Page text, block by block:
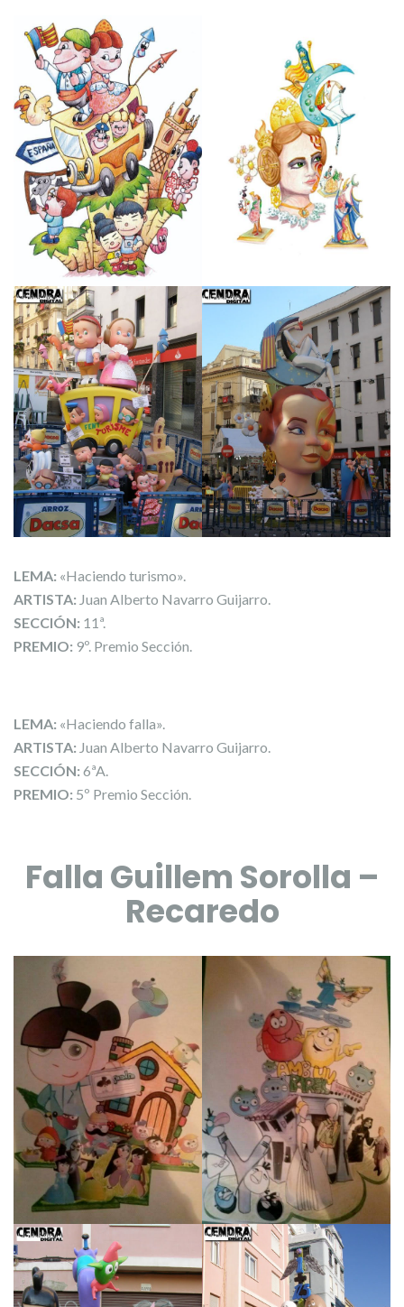
LEMA: «Haciendo turismo».
ARTISTA: Juan Alberto Navarro Guijarro.
SECCIÓN: 11ª.
PREMIO: 9º. Premio Sección.
LEMA: «Haciendo falla».
ARTISTA: Juan Alberto Navarro Guijarro.
SECCIÓN: 6ªA.
PREMIO: 5º Premio Sección.
Falla Guillem Sorolla –
Recaredo